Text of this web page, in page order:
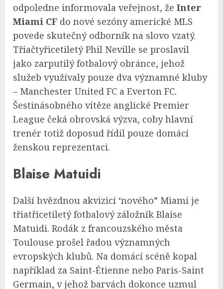
odpoledne informovala veřejnost, že Inter
Miami CF do nové sezóny americké MLS
povede skutečný odborník na slovo vzatý.
Třiačtyřicetiletý Phil Neville se proslavil
jako zarputilý fotbalový obránce, jehož
služeb využívaly pouze dva významné kluby
– Manchester United FC a Everton FC.
Šestinásobného vítěze anglické Premier
League čeká obrovská výzva, coby hlavní
trenér totiž doposud řídil pouze domácí
ženskou reprezentaci.
Blaise Matuidi
Další hvězdnou akvizicí ‘nového” Miami je
třiatřicetiletý fotbalový záložník Blaise
Matuidi. Rodák z francouzského města
Toulouse prošel řadou významných
evropských klubů. Na domácí scéně kopal
například za Saint-Étienne nebo Paris-Saint
Germain, v jehož barvách dokonce uzmul